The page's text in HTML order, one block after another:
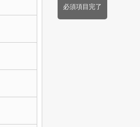
必須項目完了